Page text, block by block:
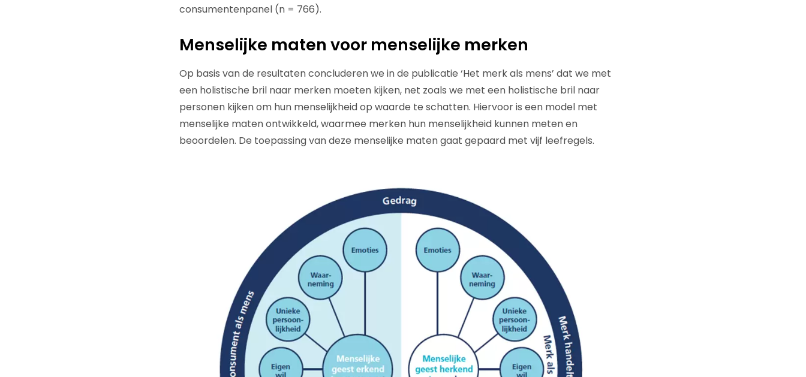
consumentenpanel (n = 766).
Menselijke maten voor menselijke merken
Op basis van de resultaten concluderen we in de publicatie ‘Het merk als mens’ dat we met
een holistische bril naar merken moeten kijken, net zoals we met een holistische bril naar
personen kijken om hun menselijkheid op waarde te schatten. Hiervoor is een model met
menselijke maten ontwikkeld, waarmee merken hun menselijkheid kunnen meten en
beoordelen. De toepassing van deze menselijke maten gaat gepaard met vijf leefregels.